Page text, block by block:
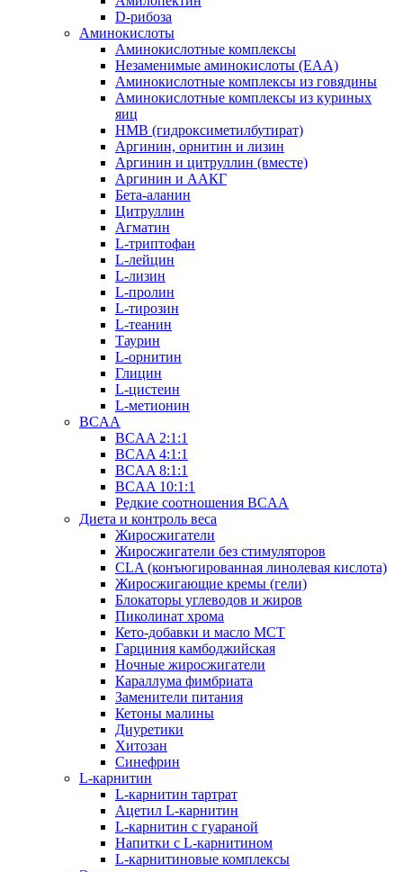
D-рибоза
Аминокислоты
Аминокислотные комплексы
Незаменимые аминокислоты (EAA)
Аминокислотные комплексы из говядины
Аминокислотные комплексы из куриных
яиц
HMB (гидроксиметилбутират)
Аргинин, орнитин и лизин
Аргинин и цитруллин (вместе)
Аргинин и ААКГ
Бета-аланин
Цитруллин
Агматин
L-триптофан
L-лейцин
L-лизин
L-пролин
L-тирозин
L-теанин
Таурин
L-орнитин
Глицин
L-цистеин
L-метионин
BCAA
BCAA 2:1:1
BCAA 4:1:1
BCAA 8:1:1
BCAA 10:1:1
Редкие соотношения BCAA
Диета и контроль веса
Жиросжигатели
Жиросжигатели без стимуляторов
CLA (конъюгированная линолевая кислота)
Жиросжигающие кремы (гели)
Блокаторы углеводов и жиров
Пиколинат хрома
Кето-добавки и масло МСТ
Гарциния камбоджийская
Ночные жиросжигатели
Караллума фимбриата
Заменители питания
Кетоны малины
Диуретики
Хитозан
Синефрин
L-карнитин
L-карнитин тартрат
Ацетил L-карнитин
L-карнитин с гуараной
Напитки c L-карнитином
L-карнитиновые комплексы